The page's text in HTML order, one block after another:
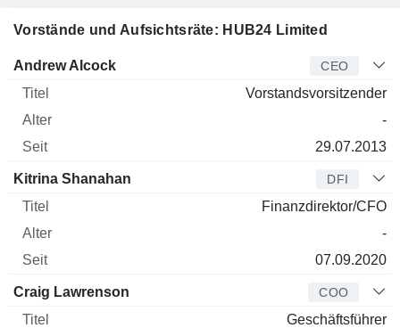
Vorstände und Aufsichtsräte: HUB24 Limited
Manager Titel Alter
Andrew Alcock CEO
Vorstandsvorsitzender
-
29.07.2013
Kitrina Shanahan DFI
Finanzdirektor/CFO
-
07.09.2020
Craig Lawrenson COO
Geschäftsführer